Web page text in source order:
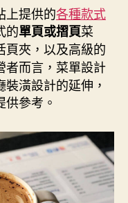
上提供的各種款式
的單頁或摺頁菜
頁夾，以及高級的
者而言，菜單設計
潢設計的延伸，
供參考。